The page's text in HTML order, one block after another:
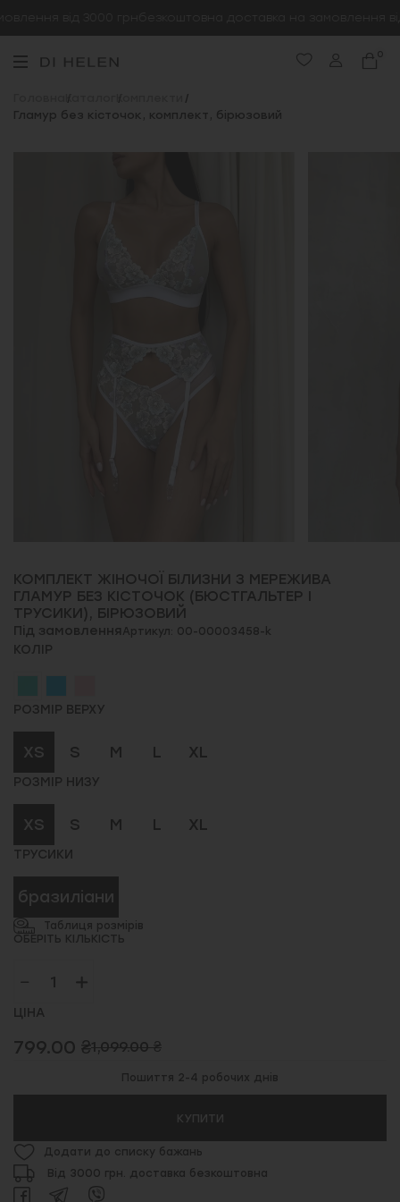
безкоштовна доставка на замовлення
0
Каталог
Комплекти
Гламур без кісточок, комплект, бірюзовий
КОМПЛЕКТ ЖІНОЧОЇ БІЛИЗНИ З МЕРЕЖИВА
ГЛАМУР БЕЗ КІСТОЧОК (БЮСТГАЛЬТЕР І
ТРУСИКИ), БІРЮЗОВИЙ
Під замовлення Артикул: 00-00003458-k
КОЛІР
РОЗМІР ВЕРХУ
XS S M L XL
РОЗМІР НИЗУ
XS S M L XL
ТРУСИКИ
бразиліани
Таблиця розмірів
ОБЕРІТЬ КІЛЬКІСТЬ
ЦІНА
799.00 ₴1,099.00 ₴
Пошиття 2-4 робочих днів
КУПИТИ
Додати до списку бажань
Від 3000 грн. доставка безкоштовна